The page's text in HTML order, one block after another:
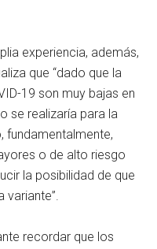
experiencia, además,
que “dado que la
19 son muy bajas en
se realizaría para la
fundamentalmente,
o de alto riesgo
la posibilidad de que
variante”.
recordar que los